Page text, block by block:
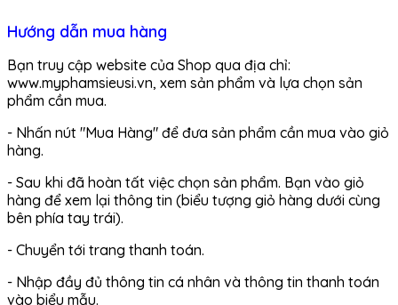
Hướng dẫn mua hàng
Bạn truy cập website của Shop qua địa chỉ:
www.myphamsieusi.vn, xem sản phẩm và lựa chọn sản
phẩm cần mua.
- Nhấn nút "Mua Hàng" để đưa sản phẩm cần mua vào giỏ
hàng.
- Sau khi đã hoàn tất việc chọn sản phẩm. Bạn vào giỏ
hàng để xem lại thông tin (biểu tượng giỏ hàng dưới cùng
bên phía tay trái).
- Chuyển tới trang thanh toán.
- Nhập đầy đủ thông tin cá nhân và thông tin thanh toán
vào biểu mẫu.